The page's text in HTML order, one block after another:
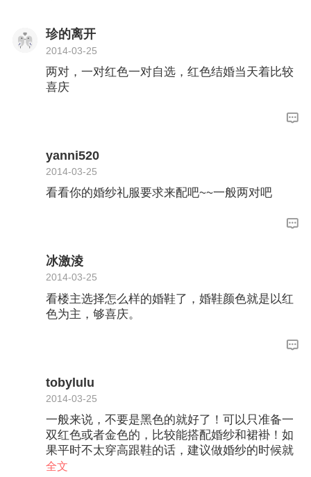
珍的离开
2014-03-25
两对，一对红色一对自选，红色结婚当天着比较
喜庆
yanni520
2014-03-25
看看你的婚纱礼服要求来配吧~~一般两对吧
冰激淩
2014-03-25
看楼主选择怎么样的婚鞋了，婚鞋颜色就是以红
色为主，够喜庆。
tobylulu
2014-03-25
一般来说，不要是黑色的就好了！可以只准备一
双红色或者金色的，比较能搭配婚纱和裙褂！如
果平时不太穿高跟鞋的话，建议做婚纱的时候就
不要做太长，站平地的时候，裙尾离地2cm最
全文